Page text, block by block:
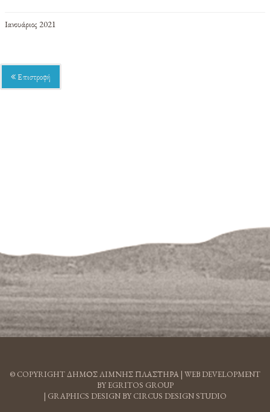
Ιανουάριος 2021
Επιστροφή
© COPYRIGHT ΔΗΜΟΣ ΛΙΜΝΗΣ ΠΛΑΣΤΗΡΑ | WEB DEVELOPMENT
BY EGRITOS GROUP
| GRAPHICS DESIGN BY CIRCUS DESIGN STUDIO